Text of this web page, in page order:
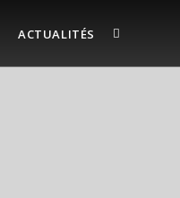
ACTUALITÉS